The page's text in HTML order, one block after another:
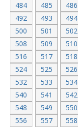
484
485 486
492
493 494
500
501 502
508
509 510
516
517 518
524
525 526
532
533 534
540
541 542
548
549 550
556
557 558